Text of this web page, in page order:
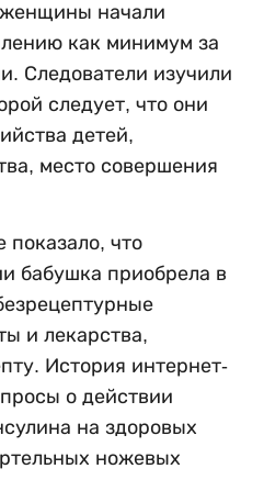
начали
как минимум за
Следователи изучили
следует, что они
детей,
место совершения
показало, что
бабушка приобрела в
и лекарства,
История интернет-
о действии
на здоровых
ножевых